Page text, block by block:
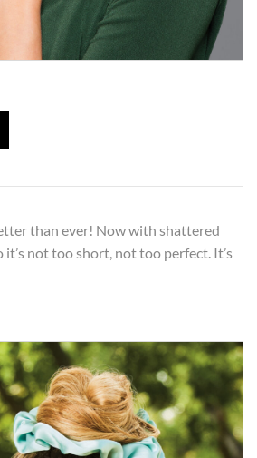
than ever! Now with shattered
not too short, not too perfect. It’s